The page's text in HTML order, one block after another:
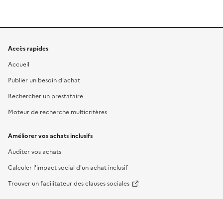
Accès rapides
Accueil
Publier un besoin d'achat
Rechercher un prestataire
Moteur de recherche multicritères
Améliorer vos achats inclusifs
Auditer vos achats
Calculer l'impact social d'un achat inclusif
Trouver un facilitateur des clauses sociales